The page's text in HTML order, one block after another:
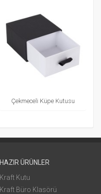
Çekmeceli Küpe Kutusu
HAZIR ÜRÜNLER
Kraft Kutu
Kraft Büro Klasörü